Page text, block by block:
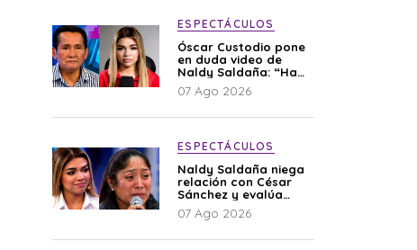
ESPECTÁCULOS
Óscar Custodio pone
en duda video de
Naldy Saldaña: “Hay
cosas que de repente
se han editado”
07 Ago 2026
ESPECTÁCULOS
Naldy Saldaña niega
relación con César
Sánchez y evalúa
denunciar a su
esposa: “Es una
07 Ago 2026